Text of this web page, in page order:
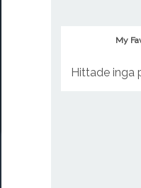
My
Hittade inga